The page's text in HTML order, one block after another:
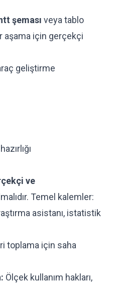
şeması veya tablo
aşama için gerçekçi
geliştirme
ve
Temel kalemler:
asistanı, istatistik
toplama için saha
Ölçek kullanım hakları,